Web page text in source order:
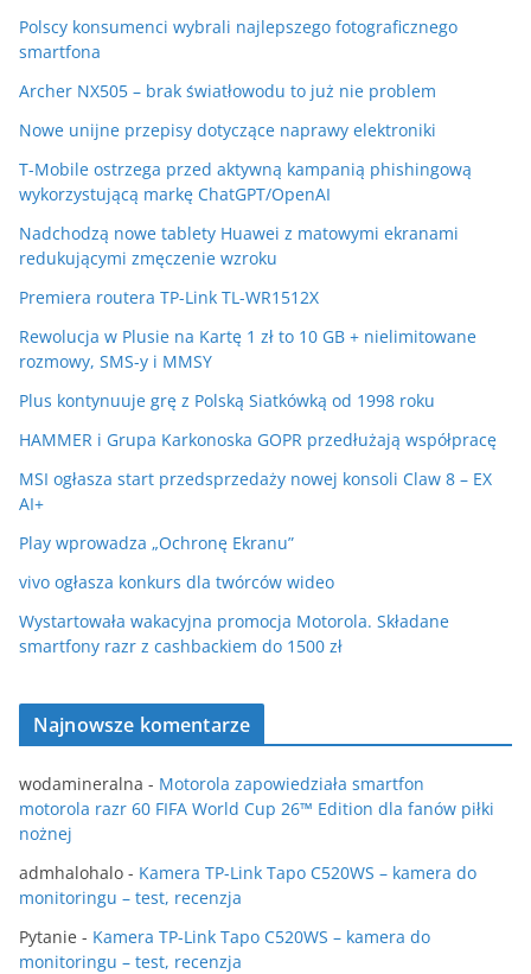
Polscy konsumenci wybrali najlepszego fotograficznego
smartfona
Archer NX505 – brak światłowodu to już nie problem
Nowe unijne przepisy dotyczące naprawy elektroniki
T-Mobile ostrzega przed aktywną kampanią phishingową
wykorzystującą markę ChatGPT/OpenAI
Nadchodzą nowe tablety Huawei z matowymi ekranami
redukującymi zmęczenie wzroku
Premiera routera TP-Link TL-WR1512X
Rewolucja w Plusie na Kartę 1 zł to 10 GB + nielimitowane
rozmowy, SMS-y i MMSY
Plus kontynuuje grę z Polską Siatkówką od 1998 roku
HAMMER i Grupa Karkonoska GOPR przedłużają współpracę
MSI ogłasza start przedsprzedaży nowej konsoli Claw 8 – EX
AI+
Play wprowadza „Ochronę Ekranu”
vivo ogłasza konkurs dla twórców wideo
Wystartowała wakacyjna promocja Motorola. Składane
smartfony razr z cashbackiem do 1500 zł
Najnowsze komentarze
wodamineralna - Motorola zapowiedziała smartfon
motorola razr 60 FIFA World Cup 26™ Edition dla fanów piłki
nożnej
admhalohalo - Kamera TP-Link Tapo C520WS – kamera do
monitoringu – test, recenzja
Pytanie - Kamera TP-Link Tapo C520WS – kamera do
monitoringu – test, recenzja